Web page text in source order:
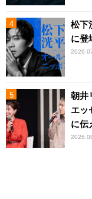
松下
に登
朝井
エッ
に伝